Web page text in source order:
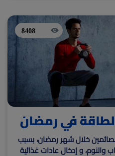
8408
خلال شهر رمضان، بسبب
والنوم، و إدخال عادات غذائية